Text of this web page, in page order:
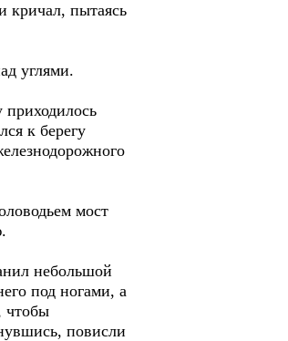
кричал, пытаясь
углями.
к берегу
мост
небольшой
под ногами, а
чтобы
повисли